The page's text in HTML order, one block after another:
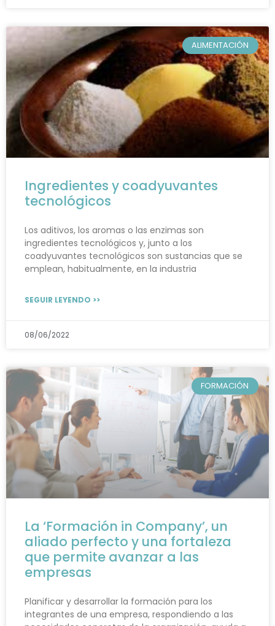
ALIMENTACIÓN
Ingredientes y coadyuvantes
tecnológicos
Los aditivos, los aromas o las enzimas son
ingredientes tecnológicos y, junto a los
coadyuvantes tecnológicos son sustancias que se
emplean, habitualmente, en la industria
SEGUIR LEYENDO >>
08/06/2022
FORMACIÓN
La ‘Formación in Company’, un
aliado perfecto y una fortaleza
que permite avanzar a las
empresas
Planificar y desarrollar la formación para los
integrantes de una empresa, respondiendo a las